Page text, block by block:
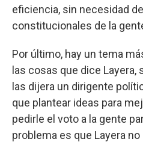
eficiencia, sin necesidad
constitucionales de la
Por último, hay un tema
las cosas que dice
las dijera un dirigente
que plantear ideas para
pedirle el voto a la gente
problema es que Layera